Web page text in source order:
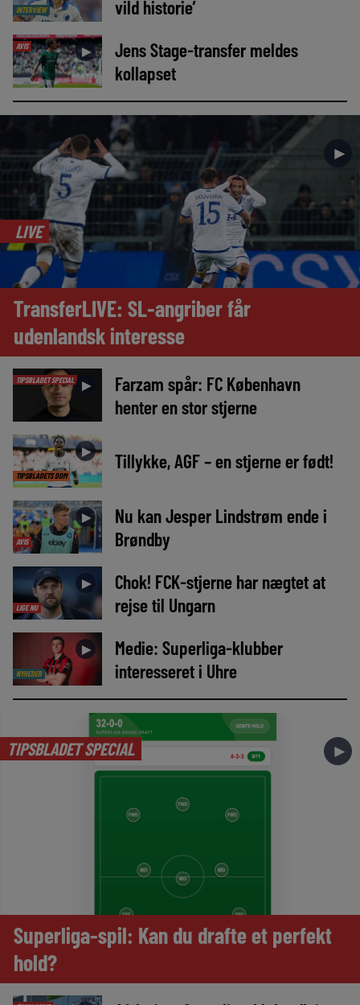
INTERVIEW
vild historie’
AVIS ►
Jens Stage-transfer meldes
kollapset
►
LIVE
TransferLIVE: SL-angriber får
udenlandsk interesse
TIPSBLADET SPECIAL ►
Farzam spår: FC København
henter en stor stjerne
TIPSBLADETS DOM
► Tillykke, AGF – en stjerne er født!
AVIS
►
Nu kan Jesper Lindstrøm ende i
Brøndby
LIGE NU
►
Chok! FCK-stjerne har nægtet at
rejse til Ungarn
NYHEDER
►
Medie: Superliga-klubber
interesseret i Uhre
TIPSBLADET SPECIAL ►
Superliga-spil: Kan du drafte et perfekt
hold?